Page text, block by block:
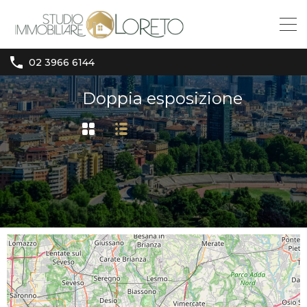
02 3966 6144
Doppia esposizione